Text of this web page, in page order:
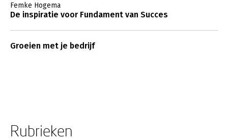
Femke Hogema
De inspiratie voor Fundament van Succes
Groeien met je bedrijf
Rubrieken